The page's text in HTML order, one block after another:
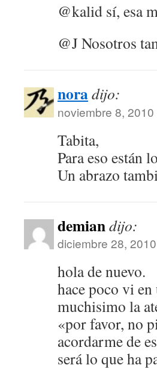
@kalid sí, esa
@J Nosotros
noradijo:
noviembre 8,
Tabita,
Para eso están
Un abrazo
demiandijo:
diciembre 28,
hola de nuevo.
hace poco vi
muchisimo la
«por favor, no
acordarme de
será lo que ha